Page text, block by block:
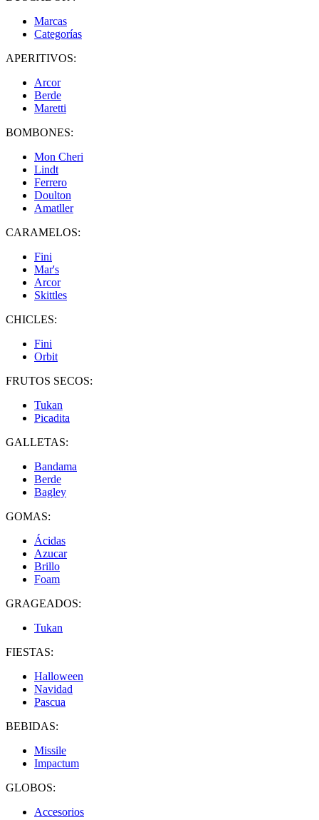
Marcas
Categorías
APERITIVOS:
Arcor
Berde
Maretti
BOMBONES:
Mon Cheri
Lindt
Ferrero
Doulton
Amatller
CARAMELOS:
Fini
Mar's
Arcor
Skittles
CHICLES:
Fini
Orbit
FRUTOS SECOS:
Tukan
Picadita
GALLETAS:
Bandama
Berde
Bagley
GOMAS:
Ácidas
Azucar
Brillo
Foam
GRAGEADOS:
Tukan
FIESTAS:
Halloween
Navidad
Pascua
BEBIDAS:
Missile
Impactum
GLOBOS:
Accesorios